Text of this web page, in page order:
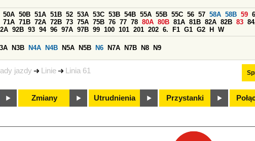
jazdy Linie Linia 61
50A 50B 51A 51B 52 53A 53C 53B 54B 55A 55B 55C 56 57 58A 58B 59
71A 71B 72A 72B 73 75A 75B 76 77 78 80A 80B 81A 81B 82A 82B 83
92B 93 94 96 97A 97B 99 100 101 201 202 6. F1 G1 G2 H W
N3B N4A N4B N5A N5B N6 N7A N7B N8 N9
Zmiany Utrudnienia Przystanki